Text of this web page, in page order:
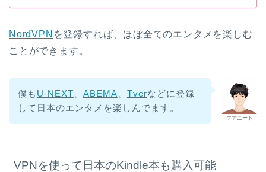
NordVPN を登録すれば、ほぼ全てのエンタメを楽しむ
ことができます。
フアニート
僕も U-NEXT、 ABEMA、 Tverなどに登録
して日本のエンタメを楽しんでます。
VPNを使って日本のKindle本も購入可能